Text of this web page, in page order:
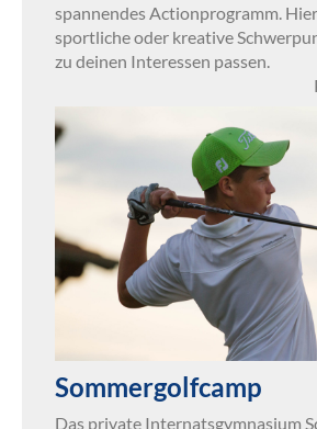
spannendes Actionprogramm.
sportliche oder kreative
zu deinen Interessen passen.
Sommergolfcamp
Das private Internatsgymnasium